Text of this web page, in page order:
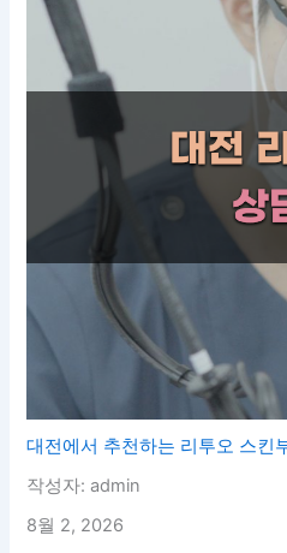
대전에서 추천하는 리투오 스킨
작성자: admin
8월 2, 2026